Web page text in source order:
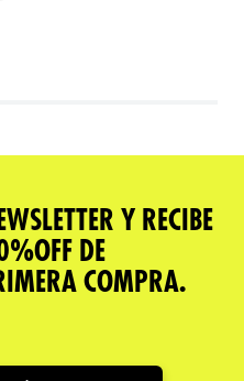
Y RECIBE
DE
COMPRA.